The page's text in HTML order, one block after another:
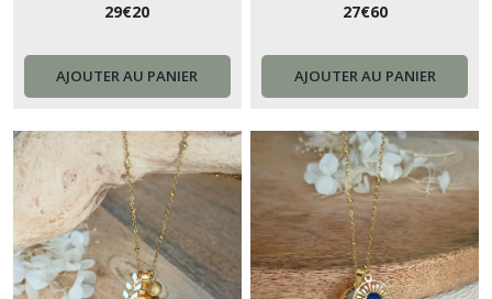
cadeau femme enceinte -
collection 2025
29€20
AJOUTER AU PANIER
personnalisable - cadeau
maman
27€60
AJOUTER AU PANIER